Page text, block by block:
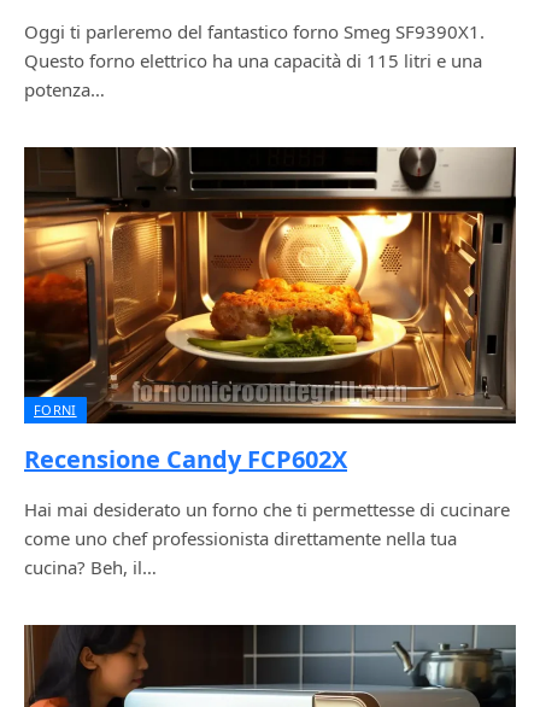
Oggi ti parleremo del fantastico forno Smeg SF9390X1.
Questo forno elettrico ha una capacità di 115 litri e una
potenza…
FORNI
Recensione Candy FCP602X
Hai mai desiderato un forno che ti permettesse di cucinare
come uno chef professionista direttamente nella tua
cucina? Beh, il…